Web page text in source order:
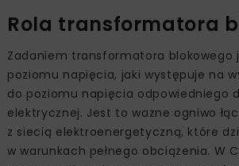
Rola transformatora
Zadaniem transformatora blokowego
poziomu napięcia, jaki występuje na
do poziomu napięcia odpowiedniego
elektrycznej. Jest to ważne ogniwo
z siecią elektroenergetyczną, które
w warunkach pełnego obciążenia. W